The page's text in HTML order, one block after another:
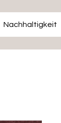
Nachhaltigkeit